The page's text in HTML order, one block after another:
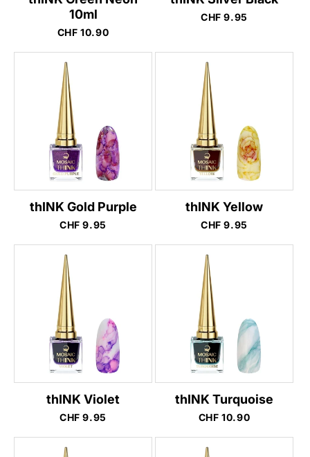
10ml
Normaler
CHF 10.90
Normaler
CHF 9.95
thINK Gold Purple
Normaler
CHF 9.95
thINK Yellow
Normaler
CHF 9.95
thINK Violet
Normaler
CHF 9.95
thINK Turquoise
Normaler
CHF 10.90